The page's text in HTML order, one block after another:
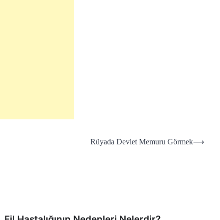
Rüyada Devlet Memuru Görmek⟶